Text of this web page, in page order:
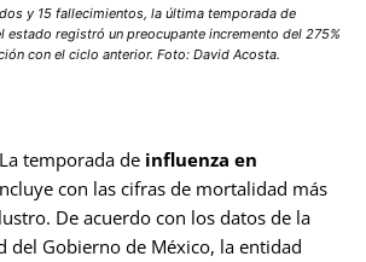
y 15 fallecimientos, la última temporada de
estado registró un preocupante incremento del 275%
con el ciclo anterior. Foto: David Acosta.
La temporada de influenza en
con las cifras de mortalidad más
De acuerdo con los datos de la
del Gobierno de México, la entidad